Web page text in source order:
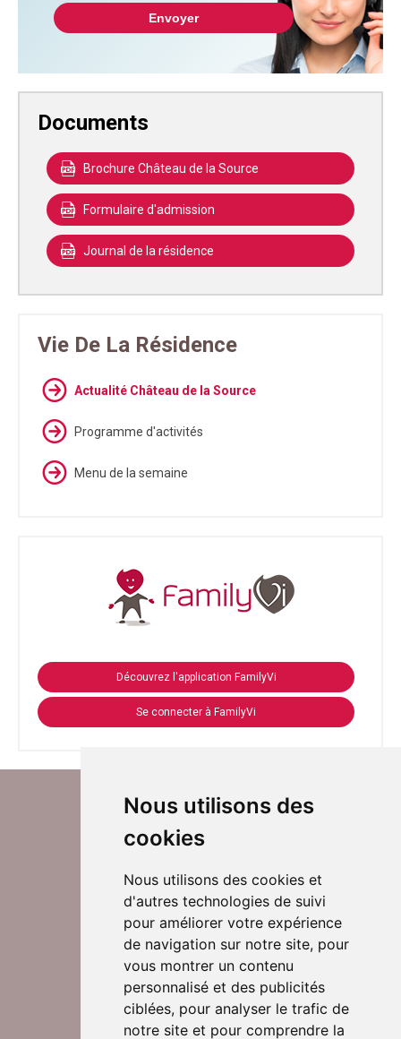
Nous utilisons des
cookies
Nous utilisons des cookies et
d'autres technologies de suivi
pour améliorer votre expérience
de navigation sur notre site, pour
vous montrer un contenu
personnalisé et des publicités
ciblées, pour analyser le trafic de
notre site et pour comprendre la
Documents
Brochure Château de la Source
Formulaire d'admission
Journal de la résidence
Vie De La Résidence
Actualité Château de la Source
Programme d'activités
Menu de la semaine
Découvrez l'application FamilyVi
Se connecter à FamilyVi
Suivez-nous sur Twitter
Rejoignez nos équipes